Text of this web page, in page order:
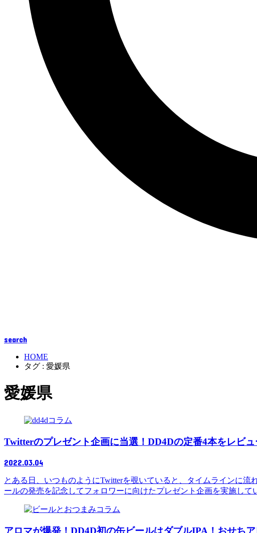
search
HOME
タグ : 愛媛県
愛媛県
コラム
Twitterのプレゼント企画に当選！DD4Dの定番4本をレビュ
2022.03.04
とある日、いつものようにTwitterを覗いていると、タイムラインに
ールの発売を記念してフォロワーに向けたプレゼント企画を実施し
コラム
アロマが爆発！DD4D初の缶ビールはダブルIPA！おせち